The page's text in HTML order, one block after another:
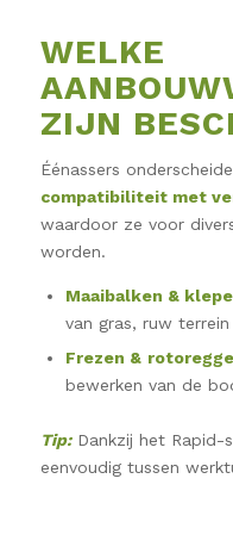
WELKE
ZIJN
Éénassers
compatibiliteit met
waardoor ze voor
worden.
Maaibalken &
van gras, ruw
Frezen &
bewerken van de
Tip: Dankzij het Rapid-
eenvoudig tussen